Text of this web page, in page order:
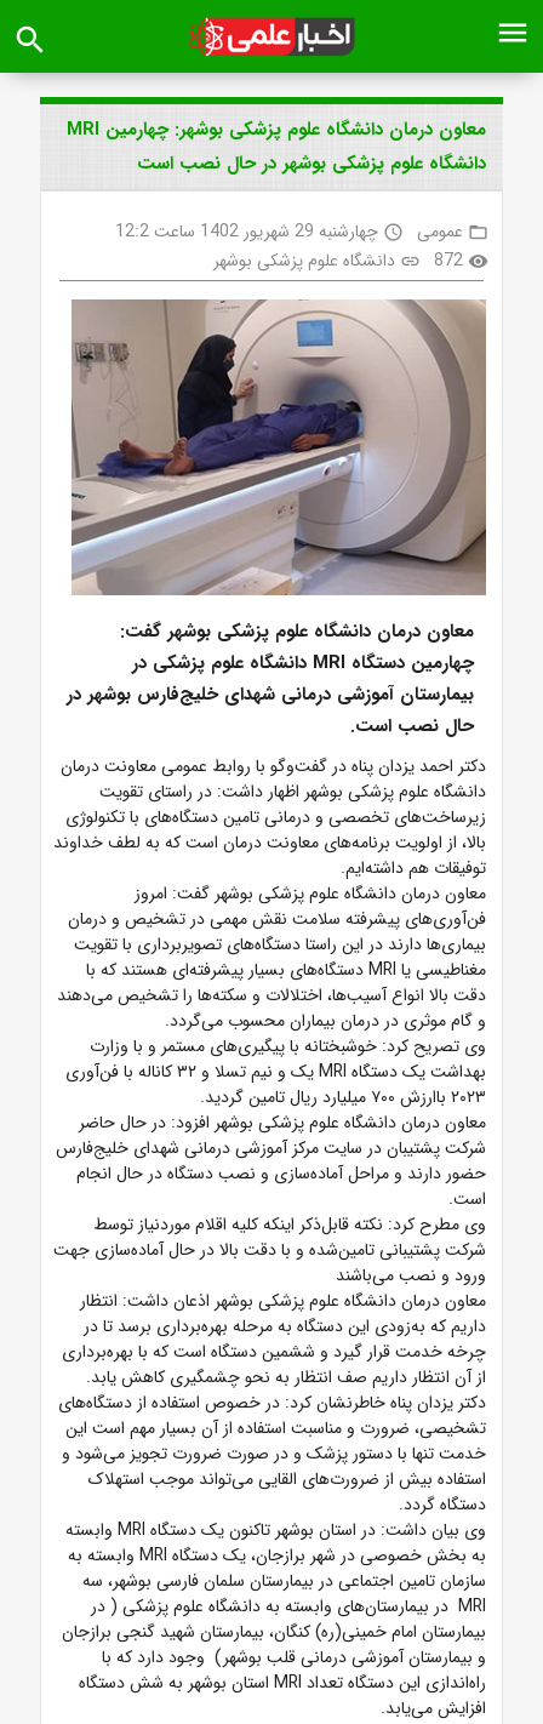
menu
search
معاون درمان دانشگاه علوم پزشکی بوشهر: چهارمین MRI
دانشگاه علوم پزشکی بوشهر در حال نصب است
folder_open عمومی access_time چهارشنبه 29 شهریور 1402 ساعت 12:2
visibility
872
link دانشگاه علوم پزشکی بوشهر
معاون درمان دانشگاه علوم پزشکی بوشهر گفت:
چهارمین دستگاه MRI دانشگاه علوم پزشکی در
بیمارستان آموزشی درمانی شهدای خلیج‌فارس بوشهر در
حال نصب است.
دکتر احمد یزدان پناه در گفت‌وگو با روابط عمومی معاونت درمان
دانشگاه علوم پزشکی بوشهر اظهار داشت: در راستای تقویت
زیرساخت‌های تخصصی و درمانی تامین دستگاه‌های با تکنولوژی
بالا، از اولویت برنامه‌های معاونت درمان است که به لطف خداوند
توفیقات هم داشته‌ایم.
معاون درمان دانشگاه علوم پزشکی بوشهر گفت: امروز
فن‌آوری‌های پیشرفته سلامت نقش مهمی در تشخیص و درمان
بیماری‌ها دارند در این راستا دستگاه‌های تصویربرداری با تقویت
مغناطیسی یا MRI دستگاه‌های بسیار پیشرفته‌ای هستند که با
دقت بالا انواع آسیب‌ها، اختلالات و سکته‌ها را تشخیص می‌دهند
و گام موثری در درمان بیماران محسوب می‌گردد.
وی تصریح کرد: خوشبختانه با پیگیری‌های مستمر و با وزارت
بهداشت یک دستگاه MRI یک و نیم تسلا و ۳۲ کاناله با فن‌آوری
۲۰۲۳ باارزش ۷۰۰ میلیارد ریال تامین گردید.
معاون درمان دانشگاه علوم پزشکی بوشهر افزود: در حال حاضر
شرکت پشتیبان در سایت مرکز آموزشی درمانی شهدای خلیج‌فارس
حضور دارند و مراحل آماده‌سازی و نصب دستگاه در حال انجام
است.
وی مطرح کرد: نکته قابل‌ذکر اینکه کلیه اقلام موردنیاز توسط
شرکت پشتیبانی تامین‌شده و با دقت بالا در حال آماده‌سازی جهت
ورود و نصب می‌باشند
معاون درمان دانشگاه علوم پزشکی بوشهر اذعان داشت: انتظار
داریم که به‌زودی این دستگاه به مرحله بهره‌برداری برسد تا در
چرخه خدمت قرار گیرد و ششمین دستگاه است که با بهره‌برداری
از آن انتظار داریم صف انتظار به نحو چشمگیری کاهش یابد.
دکتر یزدان پناه خاطرنشان کرد: در خصوص استفاده از دستگاه‌های
تشخیصی، ضرورت و مناسبت استفاده از آن بسیار مهم است این
خدمت تنها با دستور پزشک و در صورت ضرورت تجویز می‌شود و
استفاده بیش از ضرورت‌های القایی می‌تواند موجب استهلاک
دستگاه گردد.
وی بیان داشت: در استان بوشهر تاکنون یک دستگاه MRI وابسته
به بخش خصوصی در شهر برازجان، یک دستگاه MRI وابسته به
سازمان تامین اجتماعی در بیمارستان سلمان فارسی بوشهر، سه
MRI در بیمارستان‌های وابسته به دانشگاه علوم پزشکی ( در
بیمارستان امام خمینی(ره) کنگان، بیمارستان شهید گنجی برازجان
و بیمارستان آموزشی درمانی قلب بوشهر) وجود دارد که با
راه‌اندازی این دستگاه تعداد MRI استان بوشهر به شش دستگاه
افزایش می‌یابد.